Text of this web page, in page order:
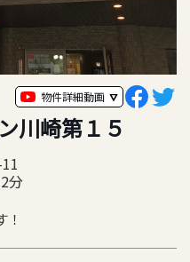
物件詳細動画
川崎第１５
分